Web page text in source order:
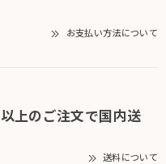
お支払い方法について
上のご注文で国内送
送料について